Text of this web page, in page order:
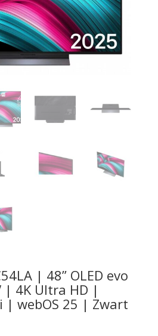
| 48” OLED evo
| 4K Ultra HD |
| webOS 25 | Zwart